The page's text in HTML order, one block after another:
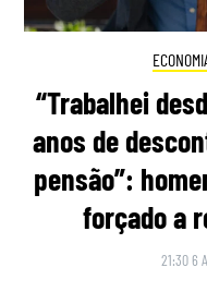
“Trabalhei
anos de
pensão”:
forçado a
21:30 6